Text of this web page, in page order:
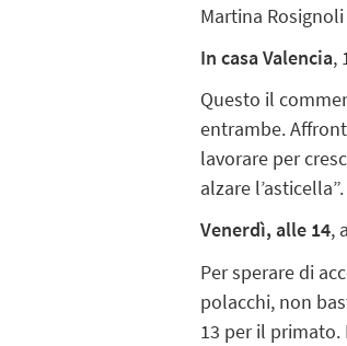
Martina
In casa Valencia,
Questo il
entrambe.
lavorare per
alzare l’asticella”.
Venerdì, alle 14,
Per sperare di
polacchi, non
13 per il